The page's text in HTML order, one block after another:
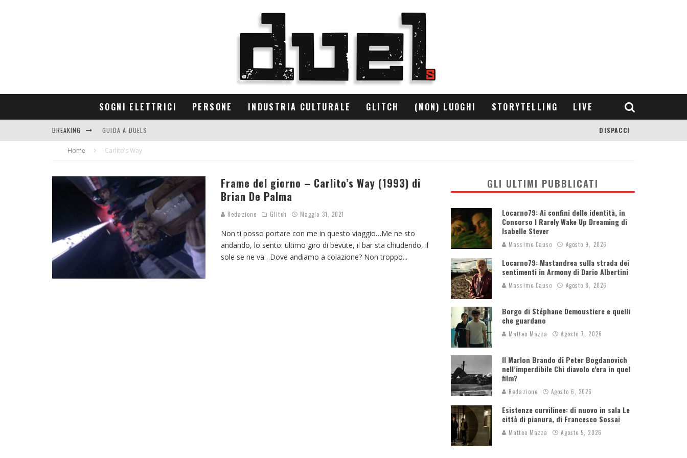
SOGNI ELETTRICI PERSONE INDUSTRIA CULTURALE GLITCH (NON) LUOGHI STORYTELLING LIVE
BREAKING GUIDA A DUELS
CONTRIBUTORS
DISPACCI
Home Carlito’s Way
Frame del giorno – Carlito’s Way (1993) di
Brian De Palma
Redazione Glitch Maggio 31, 2021
Non ti posso portare con me in questo viaggio…Me ne sto
andando, lo sento: ultimo giro di bevute, il bar sta chiudendo, il
sole se ne va…Dove andiamo a colazione? Non troppo...
GLI ULTIMI PUBBLICATI
Locarno79: Ai confini delle identità, in
Concorso I Rarely Wake Up Dreaming di
Isabelle Stever
Massimo Causo Agosto 9, 2026
Locarno79: Mastandrea sulla strada dei
sentimenti in Armony di Dario Albertini
Massimo Causo Agosto 8, 2026
Borgo di Stéphane Demoustiere e quelli
che guardano
Matteo Mazza Agosto 7, 2026
Il Marlon Brando di Peter Bogdanovich
nell’imperdibile Chi diavolo c’era in quel
film?
Redazione Agosto 6, 2026
Esistenze curvilinee: di nuovo in sala Le
città di pianura, di Francesco Sossai
Matteo Mazza Agosto 5, 2026